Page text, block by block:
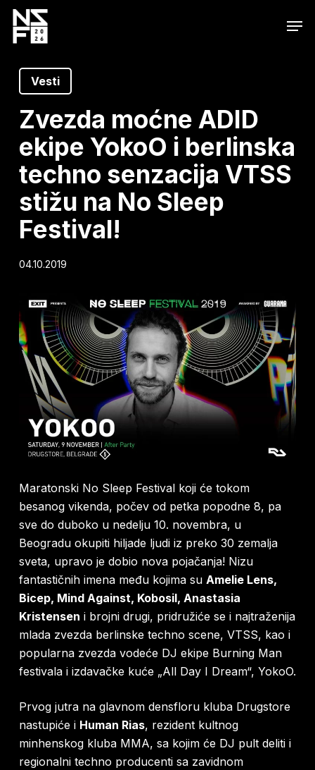
Skip
content
Vesti
Zvezda moćne ADID
ekipe YokoO i berlinska
techno senzacija VTSS
stižu na No Sleep
Festival!
04.10.2019
Maratonski No Sleep Festival koji će tokom
besanog vikenda, počev od petka popodne 8, pa
sve do duboko u nedelju 10. novembra, u
Beogradu okupiti hiljade ljudi iz preko 30 zemalja
sveta, upravo je dobio nova pojačanja! Nizu
fantastičnih imena među kojima su Amelie Lens,
Bicep, Mind Against, Kobosil, Anastasia
Kristensen i brojni drugi, pridružiće se i najtraženija
mlada zvezda berlinske techno scene, VTSS, kao i
popularna zvezda vodeće DJ ekipe Burning Man
festivala i izdavačke kuće „All Day I Dream“, YokoO.
Prvog jutra na glavnom densfloru kluba Drugstore
nastupiće i Human Rias, rezident kultnog
minhenskog kluba MMA, sa kojim će DJ pult deliti i
regionalni techno producenti sa zavidnom